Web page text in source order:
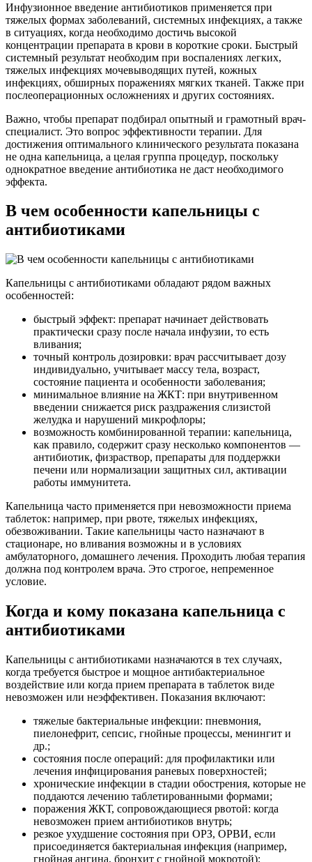
Инфузионное введение антибиотиков применяется при
тяжелых формах заболеваний, системных инфекциях, а также
в ситуациях, когда необходимо достичь высокой
концентрации препарата в крови в короткие сроки. Быстрый
системный результат необходим при воспалениях легких,
тяжелых инфекциях мочевыводящих путей, кожных
инфекциях, обширных поражениях мягких тканей. Также при
послеоперационных осложнениях и других состояниях.
Важно, чтобы препарат подбирал опытный и грамотный врач-
специалист. Это вопрос эффективности терапии. Для
достижения оптимального клинического результата показана
не одна капельница, а целая группа процедур, поскольку
однократное введение антибиотика не даст необходимого
эффекта.
В чем особенности капельницы с
антибиотиками
Капельницы с антибиотиками обладают рядом важных
особенностей:
быстрый эффект: препарат начинает действовать
практически сразу после начала инфузии, то есть
вливания;
точный контроль дозировки: врач рассчитывает дозу
индивидуально, учитывает массу тела, возраст,
состояние пациента и особенности заболевания;
минимальное влияние на ЖКТ: при внутривенном
введении снижается риск раздражения слизистой
желудка и нарушений микрофлоры;
возможность комбинированной терапии: капельница,
как правило, содержит сразу несколько компонентов —
антибиотик, физраствор, препараты для поддержки
печени или нормализации защитных сил, активации
работы иммунитета.
Капельница часто применяется при невозможности приема
таблеток: например, при рвоте, тяжелых инфекциях,
обезвоживании. Такие капельницы часто назначают в
стационаре, но вливания возможны и в условиях
амбулаторного, домашнего лечения. Проходить любая терапия
должна под контролем врача. Это строгое, непременное
условие.
Когда и кому показана капельница с
антибиотиками
Капельницы с антибиотиками назначаются в тех случаях,
когда требуется быстрое и мощное антибактериальное
воздействие или когда прием препарата в таблеток виде
невозможен или неэффективен. Показания включают:
тяжелые бактериальные инфекции: пневмония,
пиелонефрит, сепсис, гнойные процессы, менингит и
др.;
состояния после операций: для профилактики или
лечения инфицирования раневых поверхностей;
хронические инфекции в стадии обострения, которые не
поддаются лечению таблетированными формами;
поражения ЖКТ, сопровождающиеся рвотой: когда
невозможен прием антибиотиков внутрь;
резкое ухудшение состояния при ОРЗ, ОРВИ, если
присоединяется бактериальная инфекция (например,
гнойная ангина, бронхит с гнойной мокротой);